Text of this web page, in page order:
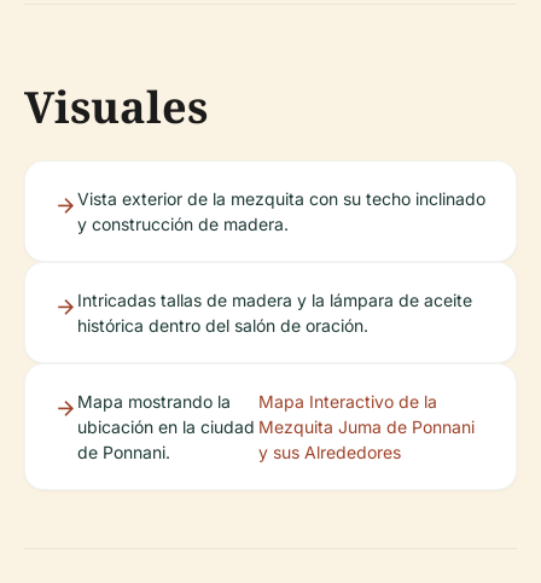
Visuales
Vista exterior de la mezquita con su techo inclinado
y construcción de madera.
Intricadas tallas de madera y la lámpara de aceite
histórica dentro del salón de oración.
Mapa mostrando la
ubicación en la ciudad
de Ponnani.
Mapa Interactivo de la
Mezquita Juma de Ponnani
y sus Alrededores